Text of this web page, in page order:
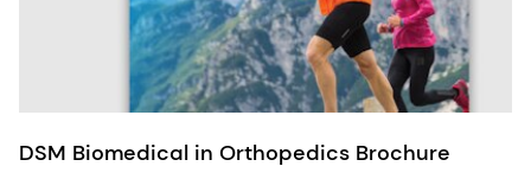
DSM Biomedical in Orthopedics Brochure